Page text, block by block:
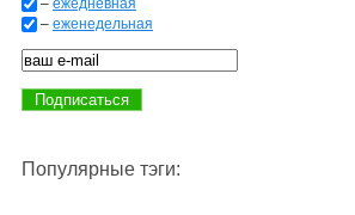
– ежедневная
– еженедельная
Популярные тэги: